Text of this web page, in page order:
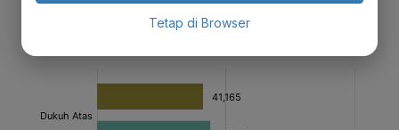
Tetap di Browser